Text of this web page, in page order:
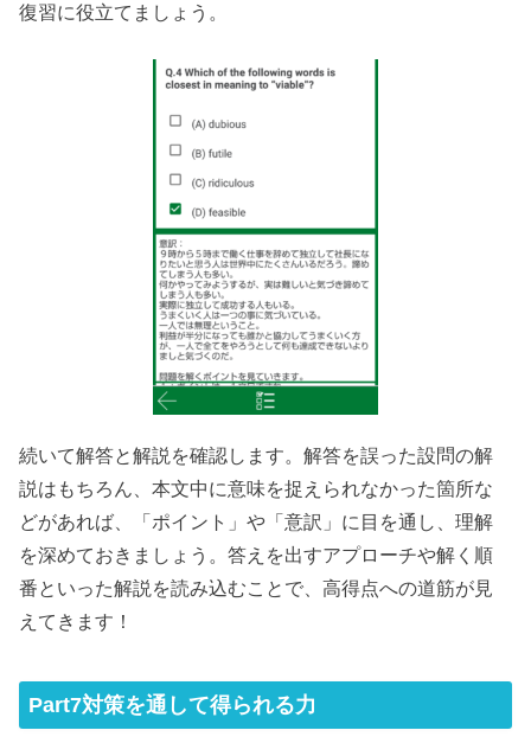
復習に役立てましょう。
続いて解答と解説を確認します。解答を誤った設問の解
説はもちろん、本文中に意味を捉えられなかった箇所な
どがあれば、「ポイント」や「意訳」に目を通し、理解
を深めておきましょう。答えを出すアプローチや解く順
番といった解説を読み込むことで、高得点への道筋が見
えてきます！
Part7対策を通して得られる力